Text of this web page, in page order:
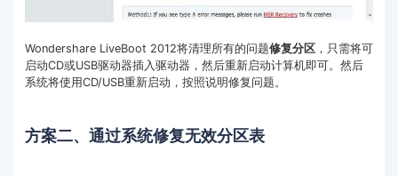
Wondershare LiveBoot 2012将清理所有的问题修复分区，只需将可
启动CD或USB驱动器插入驱动器，然后重新启动计算机即可。然后
系统将使用CD/USB重新启动，按照说明修复问题。
方案二、通过系统修复无效分区表